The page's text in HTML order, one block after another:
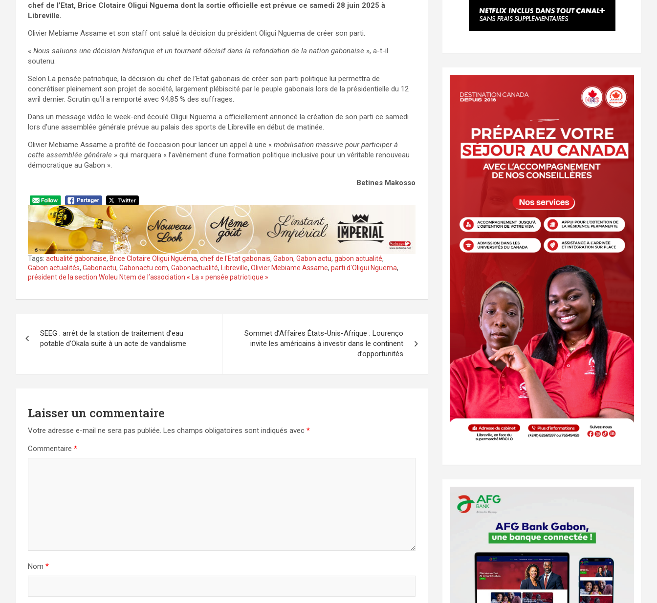
chef de l’Etat, Brice Clotaire Oligui Nguema dont la sortie officielle est prévue ce samedi 28 juin 2025 à
Libreville.
Olivier Mebiame Assame et son staff ont salué la décision du président Oligui Nguema de créer son parti.
« Nous saluons une décision historique et un tournant décisif dans la refondation de la nation gabonaise », a-t-il
soutenu.
Selon La pensée patriotique, la décision du chef de l’Etat gabonais de créer son parti politique lui permettra de
concrétiser pleinement son projet de société, largement plébiscité par le peuple gabonais lors de la présidentielle du 12
avril dernier. Scrutin qu’il a remporté avec 94,85 % des suffrages.
Dans un message vidéo le week-end écoulé Oligui Nguema a officiellement annoncé la création de son parti ce samedi
lors d’une assemblée générale prévue au palais des sports de Libreville en début de matinée.
Olivier Mebiame Assame a profité de l’occasion pour lancer un appel à une « mobilisation massive pour participer à
cette assemblée générale » qui marquera « l’avènement d’une formation politique inclusive pour un véritable renouveau
démocratique au Gabon ».
Betines Makosso
Tags: actualité gabonaise, Brice Clotaire Oligui Nguéma, chef de l'Etat gabonais, Gabon, Gabon actu, gabon actualité,
Gabon actualités, Gabonactu, Gabonactu.com, Gabonactualité, Libreville, Olivier Mebiame Assame, parti d'Oligui Nguema,
président de la section Woleu Ntem de l’association « La « pensée patriotique »
de
SEEG : arrêt de la station de traitement d’eau
potable d’Okala suite à un acte de vandalisme
Sommet d’Affaires États-Unis-Afrique : Lourenço
invite les américains à investir dans le continent
d’opportunités
Laisser un commentaire
Votre adresse e-mail ne sera pas publiée. Les champs obligatoires sont indiqués avec *
Commentaire *
Nom *